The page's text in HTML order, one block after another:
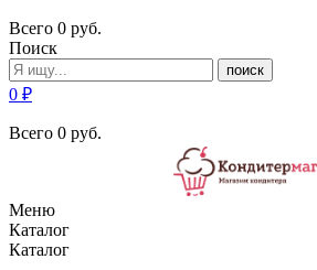
Всего 0 руб.
Поиск
поиск
0 ₽
Всего 0 руб.
Меню
Каталог
Каталог